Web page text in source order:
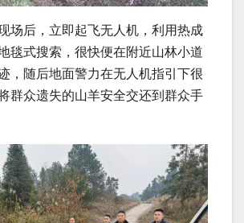
场后，立即起飞无人机，利用热成
毯式搜索，很快便在附近山林小道
，随后地面警力在无人机指引下很
群众遗失的山羊安全交还到群众手